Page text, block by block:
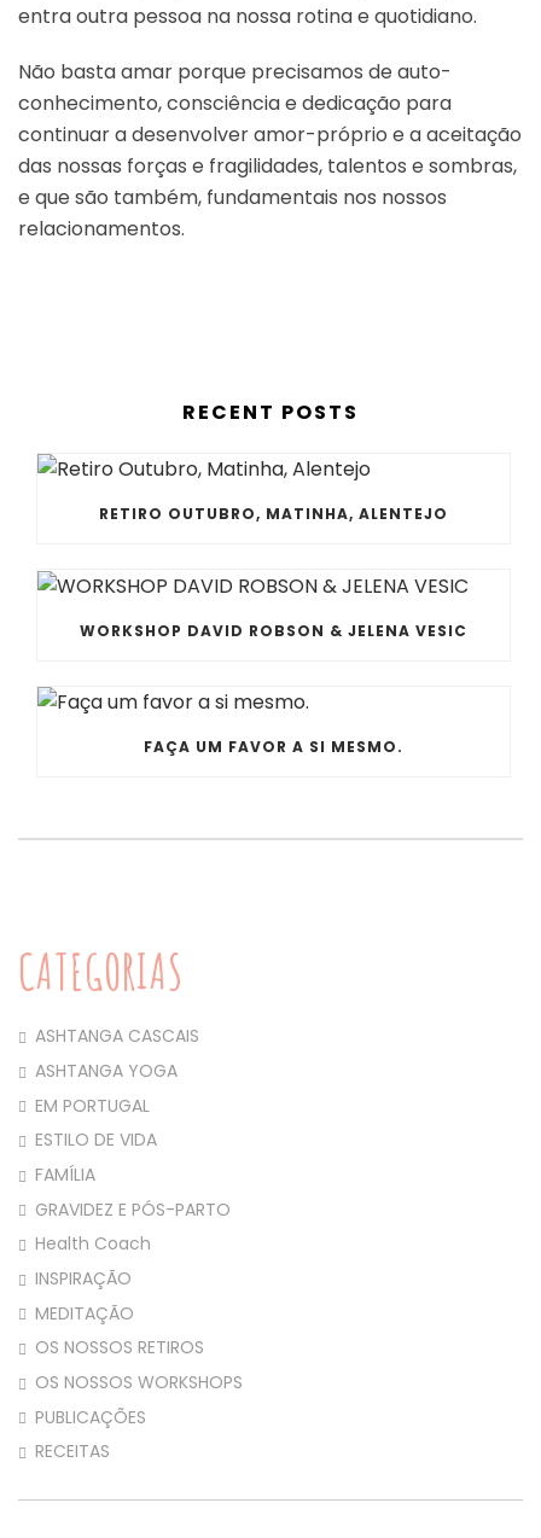
entra outra pessoa na nossa rotina e quotidiano.
Não basta amar porque precisamos de auto-
conhecimento, consciência e dedicação para
continuar a desenvolver amor-próprio e a aceitação
das nossas forças e fragilidades, talentos e sombras,
e que são também, fundamentais nos nossos
relacionamentos.
RECENT POSTS
RETIRO OUTUBRO, MATINHA, ALENTEJO
WORKSHOP DAVID ROBSON & JELENA VESIC
FAÇA UM FAVOR A SI MESMO.
CATEGORIAS
ASHTANGA CASCAIS
ASHTANGA YOGA
EM PORTUGAL
ESTILO DE VIDA
FAMÍLIA
GRAVIDEZ E PÓS-PARTO
Health Coach
INSPIRAÇÃO
MEDITAÇÃO
OS NOSSOS RETIROS
OS NOSSOS WORKSHOPS
PUBLICAÇÕES
RECEITAS